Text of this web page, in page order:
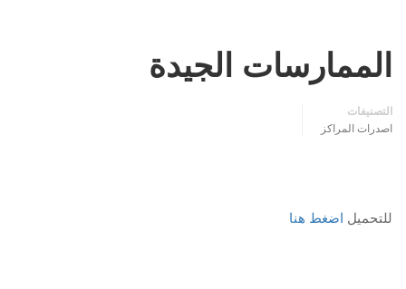
الممارسات الجيدة
التصنيفات
اصدرات المراكز
للتحميل اضغط هنا